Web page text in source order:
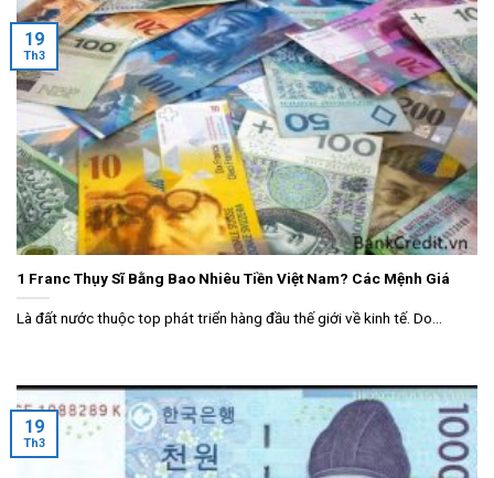
1 Franc Thụy Sĩ Bằng Bao Nhiêu Tiền Việt Nam? Các Mệnh Giá
Là đất nước thuộc top phát triển hàng đầu thế giới về kinh tế. Do...
19
Th3
19
Th3